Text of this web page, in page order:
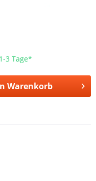
3 Tage*
Warenkorb